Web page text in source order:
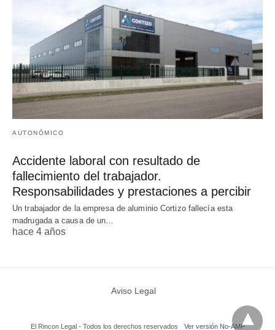
AUTONÓMICO
Accidente laboral con resultado de
fallecimiento del trabajador.
Responsabilidades y prestaciones a percibir
Un trabajador de la empresa de aluminio Cortizo fallecía esta
madrugada a causa de un…
hace 4 años
Aviso Legal
El Rincon Legal - Todos los derechos reservados Ver versión No-AMP